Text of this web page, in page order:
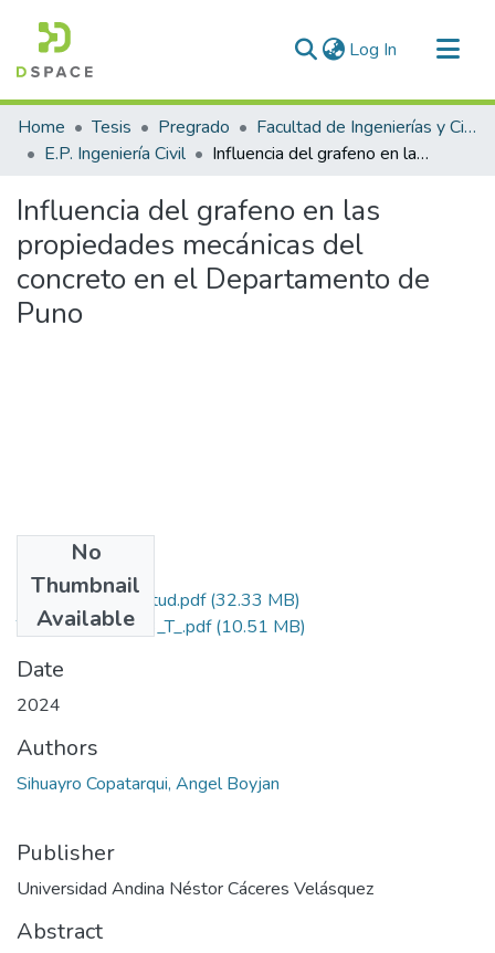
Log In (current)
Communities & Collections
All of DSpace
Home Tesis Pregrado
Facultad de Ingenierías y Ciencias Puras
E.P. Ingeniería Civil
Influencia del grafeno en las propiedades mecánicas del concreto en el Departamento de Puno
Influencia del grafeno en las
propiedades mecánicas del
concreto en el Departamento de
Puno
No
Thumbnail
Available
Grado de Similitud.pdf(32.33 MB)
T036_72362023_T_.pdf(10.51 MB)
Date
2024
Authors
Sihuayro Copatarqui, Angel Boyjan
Publisher
Universidad Andina Néstor Cáceres Velásquez
Abstract